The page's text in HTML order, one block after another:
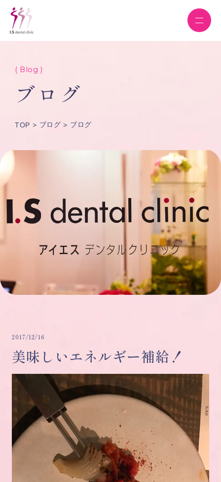
( Blog )
ブログ
TOP ブログ ブログ
2017/12/16
美味しいエネルギー補給！